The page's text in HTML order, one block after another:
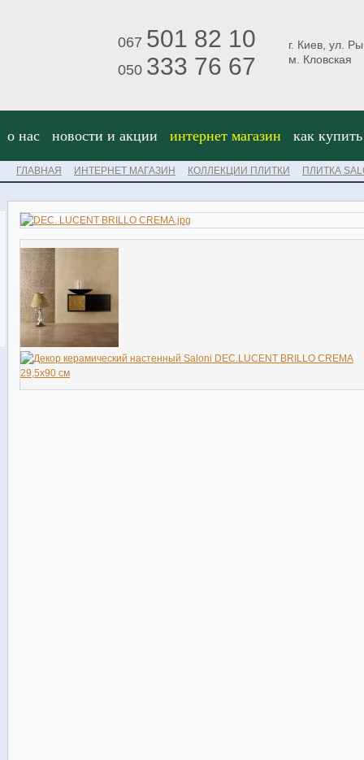
067 501 82 10
050 333 76 67
г. Киев, ул.
м. Кловская
о нас новости и акции интернет магазин как купить
ГЛАВНАЯ ИНТЕРНЕТ МАГАЗИН КОЛЛЕКЦИИ ПЛИТКИ ПЛИТКА